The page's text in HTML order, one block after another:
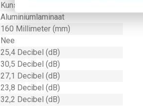
Kunststof met spiraal
Aluminiumlaminaat
160 Millimeter (mm)
Nee
25,4 Decibel (dB)
30,5 Decibel (dB)
27,1 Decibel (dB)
23,8 Decibel (dB)
32,2 Decibel (dB)